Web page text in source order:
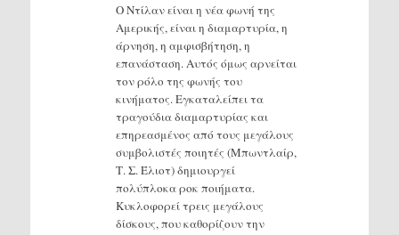
Ο Nτίλαν είναι η νέα φωνή της
Αμερικής, είναι η διαμαρτυρία, η
άρνηση, η αμφισβήτηση, η
επανάσταση. Αυτός όμως αρνείται
τον ρόλο της φωνής του
κινήματος. Εγκαταλείπει τα
τραγούδια διαμαρτυρίας και
επηρεασμένος από τους μεγάλους
συμβολιστές ποιητές (Μπωντλαίρ,
Τ. Σ. Έλιοτ) δημιουργεί
πολύπλοκα ροκ ποιήματα.
Κυκλοφορεί τρεις μεγάλους
δίσκους, που καθορίζουν την